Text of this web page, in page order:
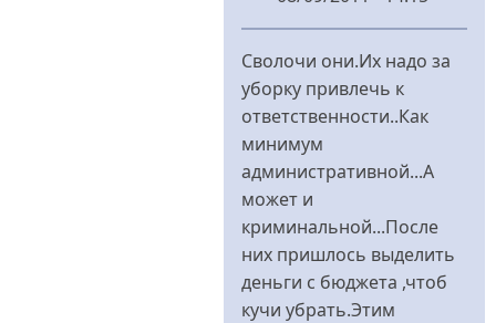
У
перекручивать
Бурчун
Сволочи они.Их надо за
уборку привлечь к
ответственности..Как
минимум
административной...А
может и
криминальной...После
них пришлось выделить
деньги с бюджета ,чтоб
кучи убрать.Этим